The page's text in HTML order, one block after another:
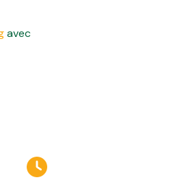
avec